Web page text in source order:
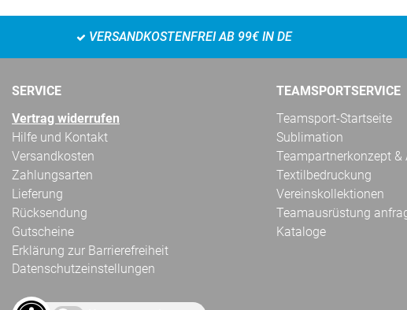
VERSANDKOSTENFREI AB 99€ IN DE
SERVICE
Vertrag widerrufen
Hilfe und Kontakt
Versandkosten
Zahlungsarten
Lieferung
Rücksendung
Gutscheine
Erklärung zur Barrierefreiheit
Datenschutzeinstellungen
TEAMSPORTSERVICE
Teamsport-Startseite
Sublimation
Teampartnerkonzept &
Textilbedruckung
Vereinskollektionen
Teamausrüstung
Kataloge